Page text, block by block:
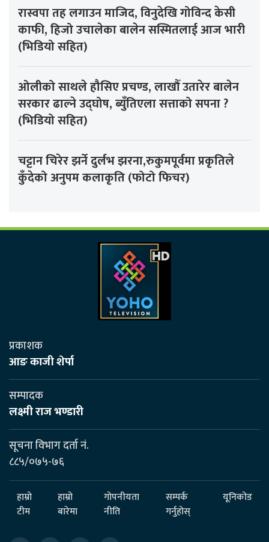
रास्वपा तह लगाउन माजिद, विनुदेखि गोविन्द केसी
काफी, हिजो उचालेका बालेन सस्मितलाई आज भारी
(भिडियो सहित)
ओलीको साथले हौसिए प्रचण्ड, लाखौँ उतारेर बालेन
सरकार ढाल्ने उद्घोष, ब्युँतिएला सत्ताको सपना ?
(भिडियो सहित)
चट्टान चिरेर झर्ने दुर्लभ झरना,रुकुमपूर्वमा प्रकृतिले
कुँदेको अनुपम कलाकृति (फोटो फिचर)
प्रकाशक
आङ काजी शेर्पा
सम्पादक
लक्ष्मी राज भण्डारी
सूचना विभाग दर्ता नं.
८८५/०७५-७६
हाम्रो
टीम
हाम्रो
बारेमा
गोपनीयता
नीति
सम्पर्क
गर्नुहोस्
यूनिकोड